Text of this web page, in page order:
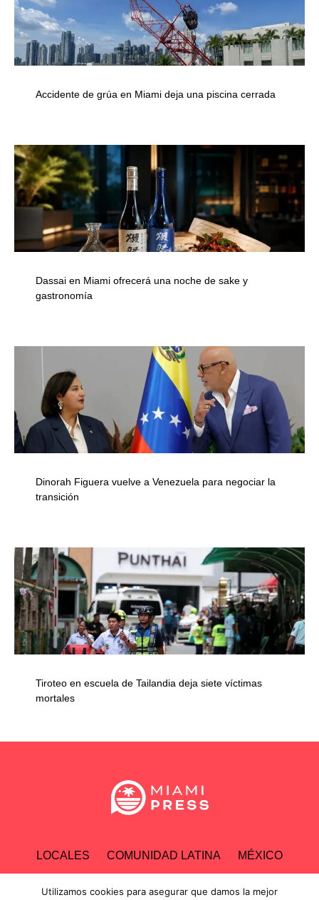
Accidente de grúa en Miami deja una piscina cerrada
Dassai en Miami ofrecerá una noche de sake y
gastronomía
Dinorah Figuera vuelve a Venezuela para negociar la
transición
Tiroteo en escuela de Tailandia deja siete víctimas
mortales
LOCALES COMUNIDAD LATINA MÉXICO
ESPECTÁCULOS TECNOLOGÍA ECONOMÍA
Utilizamos cookies para asegurar que damos la mejor